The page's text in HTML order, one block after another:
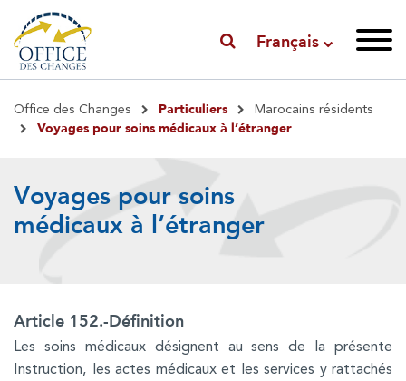
Français
Fil
d'Ariane
Office des Changes Particuliers Marocains résidents
Voyages pour soins médicaux à l’étranger
Voyages pour soins
médicaux à l’étranger
Article 152.-Définition
Les soins médicaux désignent au sens de la présente
Instruction, les actes médicaux et les services y rattachés